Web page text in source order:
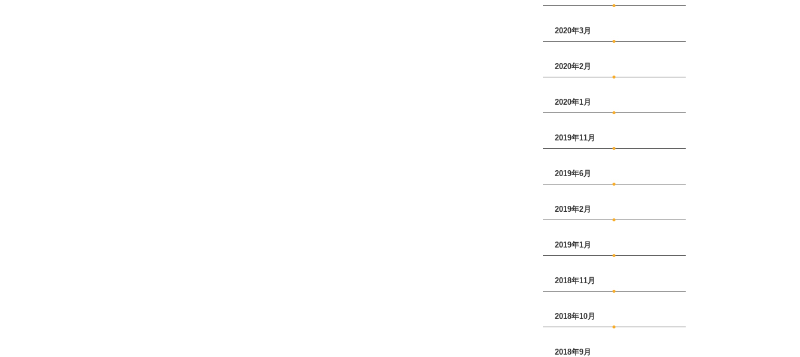
2020年3月
2020年2月
2020年1月
2019年11月
2019年6月
2019年2月
2019年1月
2018年11月
2018年10月
2018年9月